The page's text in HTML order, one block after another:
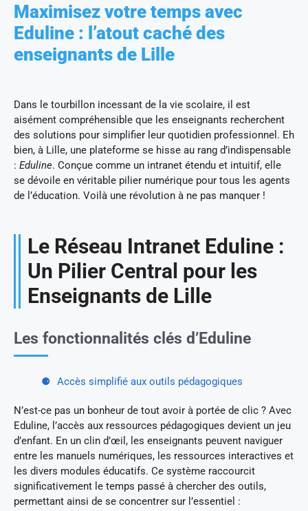
Maximisez votre temps avec
Eduline : l’atout caché des
enseignants de Lille
Dans le tourbillon incessant de la vie scolaire, il est
aisément compréhensible que les enseignants recherchent
des solutions pour simplifier leur quotidien professionnel. Eh
bien, à Lille, une plateforme se hisse au rang d’indispensable
: Eduline. Conçue comme un intranet étendu et intuitif, elle
se dévoile en véritable pilier numérique pour tous les agents
de l’éducation. Voilà une révolution à ne pas manquer !
Le Réseau Intranet Eduline :
Un Pilier Central pour les
Enseignants de Lille
Les fonctionnalités clés d’Eduline
Accès simplifié aux outils pédagogiques
N’est-ce pas un bonheur de tout avoir à portée de clic ? Avec
Eduline, l’accès aux ressources pédagogiques devient un jeu
d’enfant. En un clin d’œil, les enseignants peuvent naviguer
entre les manuels numériques, les ressources interactives et
les divers modules éducatifs. Ce système raccourcit
significativement le temps passé à chercher des outils,
permettant ainsi de se concentrer sur l’essentiel :